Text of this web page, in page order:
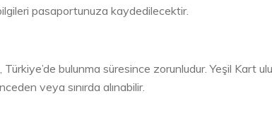
pasaportunuza kaydedilecektir.
bulunma süresince zorunludur. Yeşil Kart
veya sınırda alınabilir.